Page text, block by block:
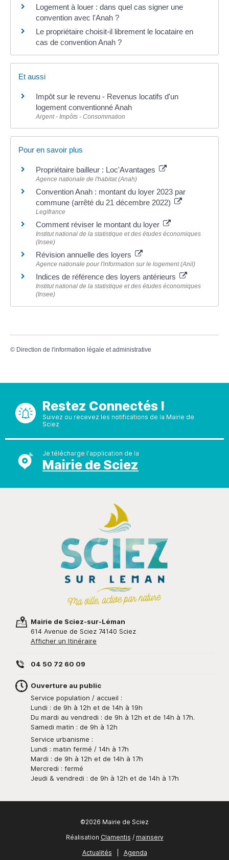
Logement à louer : dans quel cas signer une
convention avec l'Anah ?
Le propriétaire choisit-il librement le locataire en
cas de convention Anah ?
Et aussi
Impôt sur le revenu - Revenus locatifs d'un
logement conventionné Anah
Argent - Impôts - Consommation
Pour en savoir plus
Propriétaire bailleur : Loc'Avantages
Agence nationale de l'habitat (Anah)
Convention Anah : montant du loyer 2023 par
commune (arrêté du 21 décembre 2022)
Legifrance
Comment réviser le montant du loyer
Institut national de la statistique et des études économiques
(Insee)
Révision annuelle des loyers
Agence nationale pour l'information sur le logement (Anil)
Indices de référence des loyers antérieurs
Institut national de la statistique et des études économiques
(Insee)
© Direction de l'information légale et administrative
Restez Connectés !
Suivez ou recevez les notifications de la Mairie de
Sciez
Je télécharge l'application de la
Mairie de Sciez
Mairie de Sciez-sur-Léman
614 Avenue de Sciez 74140 Sciez
Afficher un Itinéraire
04 50 72 60 09
Ouverture au public
Service population / accueil :
Lundi : de 9h à 12h et de 14h à 19h
Du mardi au vendredi : de 9h à 12h et de 14h à 17h.
Samedi matin : de 9h à 12h
Service urbanisme :
Lundi : matin fermé / 14h à 17h
Mardi : de 9h à 12h et de 14h à 17h
Mercredi : fermé
Jeudi & vendredi : de 9h à 12h et de 14h à 17h
©2026 Mairie de Sciez
Réalisation Clamentis / mainserv
Actualités
Agenda